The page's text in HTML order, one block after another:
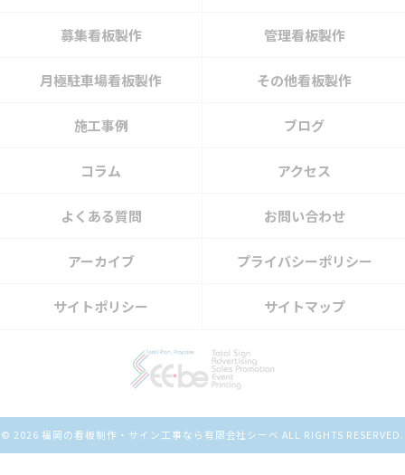
募集看板製作 管理看板製作
月極駐車場看板製作 その他看板製作
施工事例 ブログ
コラム アクセス
よくある質問 お問い合わせ
アーカイブ プライバシーポリシー
サイトポリシー サイトマップ
© 2026 福岡の看板制作・サイン工事なら有限会社シーベ ALL RIGHTS RESERVED.